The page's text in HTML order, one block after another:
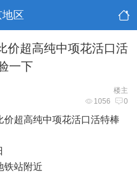
区
价超高纯中项花活口活
一下
楼主
1056 0
价超高纯中项花活口活特棒
铁站附近